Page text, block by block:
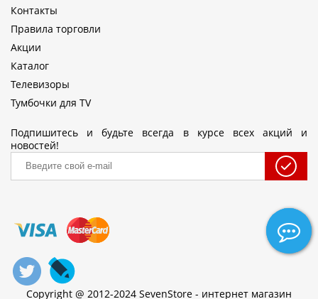
Контакты
Правила торговли
Акции
Каталог
Телевизоры
Тумбочки для TV
Подпишитесь и будьте всегда в курсе всех акций и
новостей!
Copyright @ 2012-2024 SevenStore - интернет магазин